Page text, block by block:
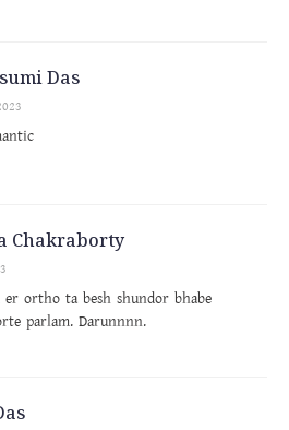
Das
Chakraborty
er ortho ta besh shundor bhabe
parlam. Darunnnn.